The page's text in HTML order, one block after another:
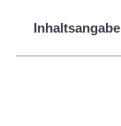
Inhaltsangabe